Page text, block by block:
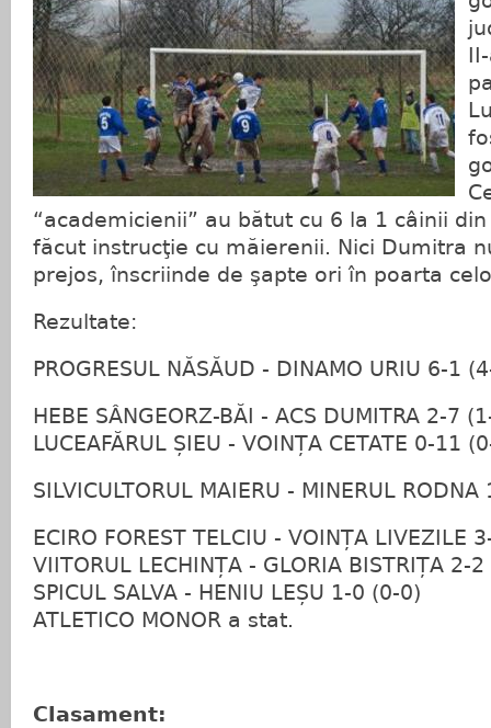
“academicienii” au bătut cu 6 la 1 câinii
făcut instrucţie cu măierenii. Nici Dumitra
prejos, înscriinde de şapte ori în poarta
Rezultate:
PROGRESUL NĂSĂUD - DINAMO URIU 6-1
HEBE SÂNGEORZ-BĂI - ACS DUMITRA 2-7
LUCEAFĂRUL ȘIEU - VOINȚA CETATE 0-11
SILVICULTORUL MAIERU - MINERUL
ECIRO FOREST TELCIU - VOINȚA LIVEZILE
VIITORUL LECHINȚA - GLORIA BISTRIȚA 2-
SPICUL SALVA - HENIU LEȘU 1-0 (0-0)
ATLETICO MONOR a stat.
Clasament: